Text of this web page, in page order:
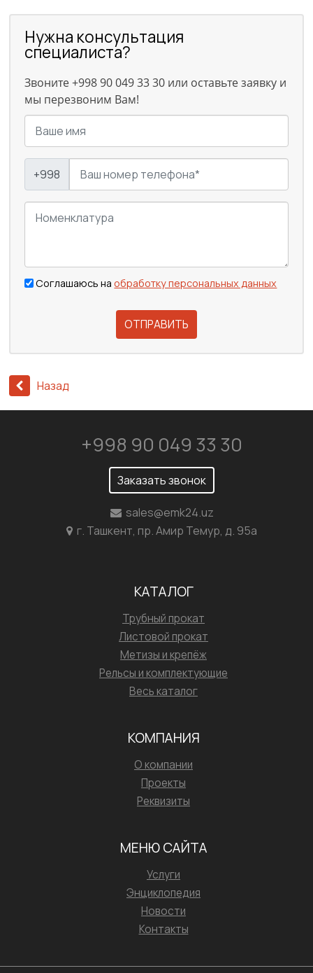
Нужна консультация
специалиста?
Звоните +998 90 049 33 30 или оставьте заявку и
мы перезвоним Вам!
+998
Соглашаюсь наобработку персональных данных
ОТПРАВИТЬ
Назад
+998 90 049 33 30
Заказать звонок
sales@emk24.uz
г. Ташкент, пр. Амир Темур, д. 95а
КАТАЛОГ
Трубный прокат
Листовой прокат
Метизы и крепёж
Рельсы и комплектующие
Весь каталог
КОМПАНИЯ
О компании
Проекты
Реквизиты
МЕНЮ САЙТА
Услуги
Энциклопедия
Новости
Контакты